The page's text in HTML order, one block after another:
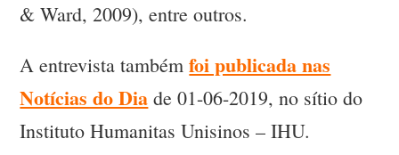
& Ward, 2009), entre outros.
A entrevista tambémfoi publicada nas
Notícias do Dia de 01-06-2019, no sítio do
Instituto Humanitas Unisinos – IHU.